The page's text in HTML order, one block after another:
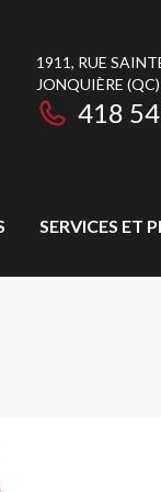
1911, RUE
JONQUIÈRE (QC)
418
SERVICES ET